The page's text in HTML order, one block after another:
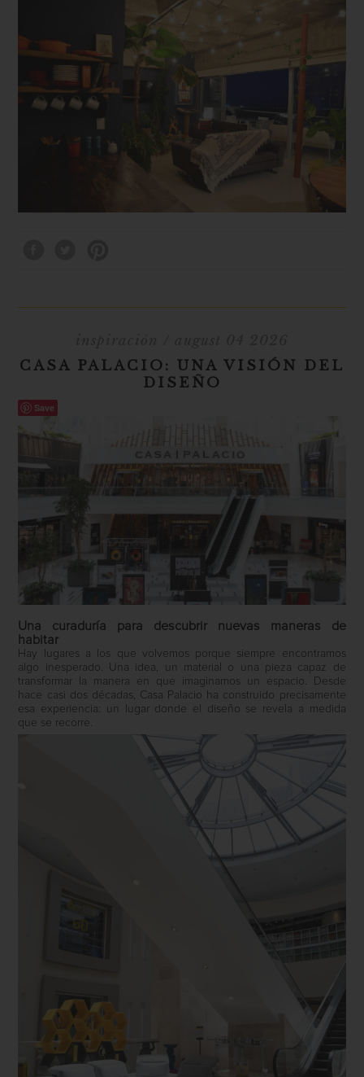
CASA PALACIO: UNA VISIÓN DEL
DISEÑO
Save
Una curaduría para descubrir nuevas maneras de
habitar
Hay lugares a los que volvemos porque siempre encontramos
algo inesperado. Una idea, un material o una pieza capaz de
transformar la manera en que imaginamos un espacio. Desde
hace casi dos décadas, Casa Palacio ha construido precisamente
esa experiencia: un lugar donde el diseño se revela a medida
que se recorre.